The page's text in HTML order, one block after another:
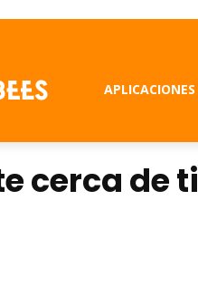
APLICACIONES
cerca de ti